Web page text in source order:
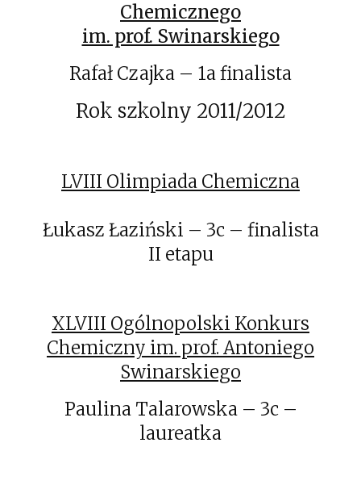
Chemicznego
im. prof. Swinarskiego
Rafał Czajka – 1a finalista
Rok szkolny 2011/2012
LVIII Olimpiada Chemiczna
Łukasz Łaziński – 3c – finalista
II etapu
XLVIII Ogólnopolski Konkurs
Chemiczny im. prof. Antoniego
Swinarskiego
Paulina Talarowska – 3c –
laureatka